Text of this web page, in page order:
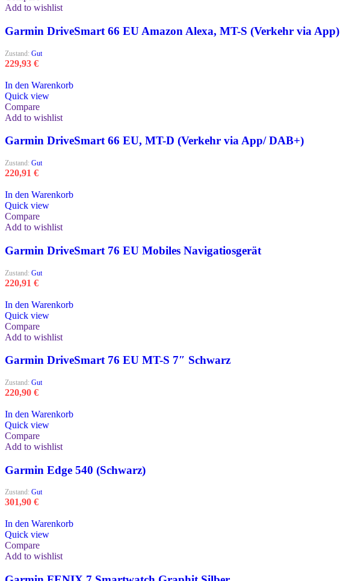
Add to wishlist
Garmin DriveSmart 66 EU Amazon Alexa, MT-S (Verkehr via App)
Zustand: Gut
229,93 €
In den Warenkorb
Quick view
Compare
Add to wishlist
Garmin DriveSmart 66 EU, MT-D (Verkehr via App/ DAB+)
Zustand: Gut
220,91 €
In den Warenkorb
Quick view
Compare
Add to wishlist
Garmin DriveSmart 76 EU Mobiles Navigatiosgerät
Zustand: Gut
220,91 €
In den Warenkorb
Quick view
Compare
Add to wishlist
Garmin DriveSmart 76 EU MT-S 7″ Schwarz
Zustand: Gut
220,90 €
In den Warenkorb
Quick view
Compare
Add to wishlist
Garmin Edge 540 (Schwarz)
Zustand: Gut
301,90 €
In den Warenkorb
Quick view
Compare
Add to wishlist